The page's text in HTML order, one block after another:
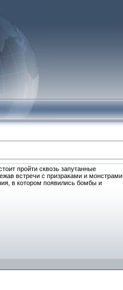
пройти сквозь запутанные
встречи с призраками и монстрами
в котором появились бомбы и